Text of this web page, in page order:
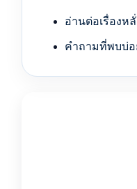
อ่านต่อเรื่องหลั่
คำถามที่พบบ่อ